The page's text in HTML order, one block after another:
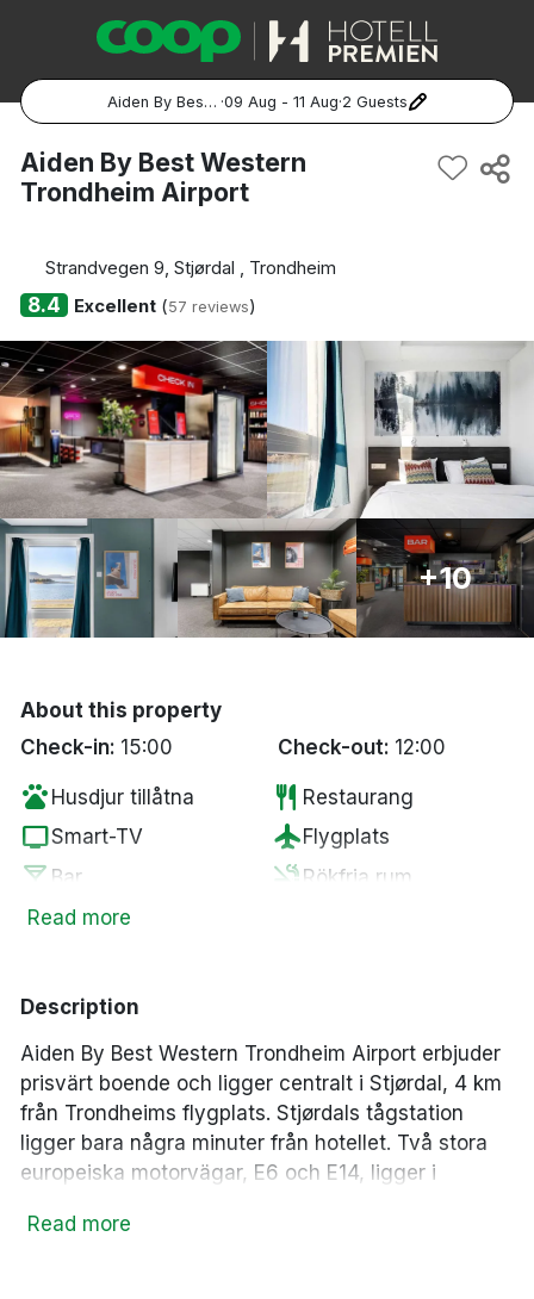
Aiden By Best Western Trondheim Airport ·09 Aug - 11 Aug·2 Guests
Popular Destinations:
Hela Sverige
Stockholm
Göteborg
Malmö
Hela Norge
Oslo
Bergen
Hela Danmark
Aiden By Best Western
Trondheim Airport
Strandvegen 9, Stjørdal , Trondheim
8.4 Excellent(57 reviews)
+10
About this property
Check-in: 15:00 Check-out: 12:00
pets Husdjur tillåtna restaurant Restaurang
tvSmart-TV flightFlygplats
local_bar Bar smoke_free Rökfria rum
coffeeKaffe/te på rummet
Read more
Description
Aiden By Best Western Trondheim Airport erbjuder
prisvärt boende och ligger centralt i Stjørdal, 4 km
från Trondheims flygplats. Stjørdals tågstation
ligger bara några minuter från hotellet. Två stora
europeiska motorvägar, E6 och E14, ligger i
knutpunkt och lättillgängligt för både affärs- och
Read more